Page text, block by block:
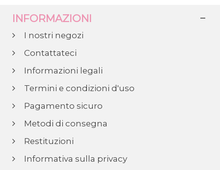
INFORMAZIONI
I nostri negozi
Contattateci
Informazioni legali
Termini e condizioni d'uso
Pagamento sicuro
Metodi di consegna
Restituzioni
Informativa sulla privacy